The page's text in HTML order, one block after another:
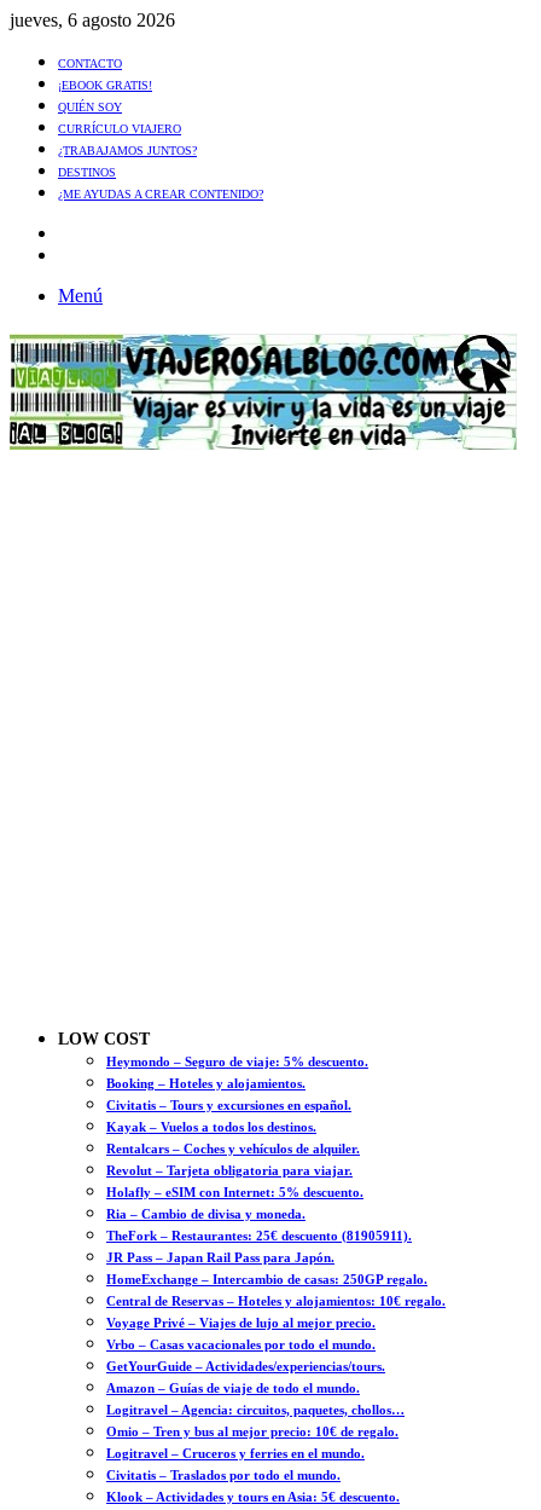
jueves, 6 agosto 2026
CONTACTO
¡EBOOK GRATIS!
QUIÉN SOY
CURRÍCULO VIAJERO
¿TRABAJAMOS JUNTOS?
DESTINOS
¿ME AYUDAS A CREAR CONTENIDO?
Menú
LOW COST
Heymondo – Seguro de viaje: 5% descuento.
Booking – Hoteles y alojamientos.
Civitatis – Tours y excursiones en español.
Kayak – Vuelos a todos los destinos.
Rentalcars – Coches y vehículos de alquiler.
Revolut – Tarjeta obligatoria para viajar.
Holafly – eSIM con Internet: 5% descuento.
Ria – Cambio de divisa y moneda.
TheFork – Restaurantes: 25€ descuento (81905911).
JR Pass – Japan Rail Pass para Japón.
HomeExchange – Intercambio de casas: 250GP regalo.
Central de Reservas – Hoteles y alojamientos: 10€ regalo.
Voyage Privé – Viajes de lujo al mejor precio.
Vrbo – Casas vacacionales por todo el mundo.
GetYourGuide – Actividades/experiencias/tours.
Amazon – Guías de viaje de todo el mundo.
Logitravel – Agencia: circuitos, paquetes, chollos…
Omio – Tren y bus al mejor precio: 10€ de regalo.
Logitravel – Cruceros y ferries en el mundo.
Civitatis – Traslados por todo el mundo.
Klook – Actividades y tours en Asia: 5€ descuento.